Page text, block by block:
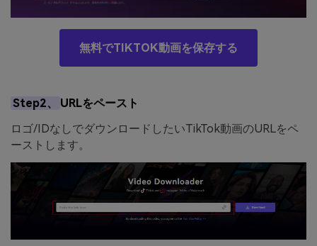
無料でTIKTOK動画を保存する
Step2、
URLをペースト
ロゴ/IDなしでダウンロードしたいTikTok動画のURLをペ
ーストします。